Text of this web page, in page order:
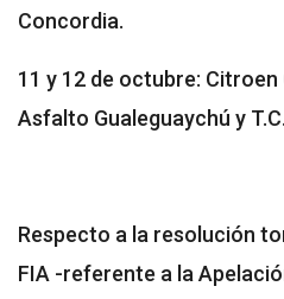
Concordia.
11 y 12 de octubre:
Asfalto Gualeguaychú y
Respecto a la resolución
FIA -referente a la